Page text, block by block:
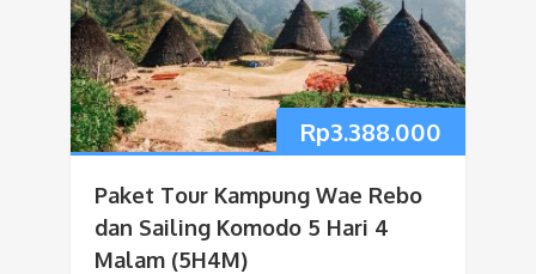
Rp3.388.000
Paket Tour Kampung Wae Rebo
dan Sailing Komodo 5 Hari 4
Malam (5H4M)